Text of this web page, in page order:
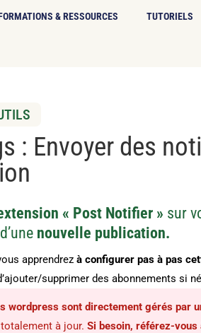
& RESSOURCES TUTORIELS
: Envoyer des
« Post Notifier » sur
nouvelle publication.
apprendrezà configurer pas à pas
supprimer des abonnements si
wordpress sont directement gérés par
à jour.Si besoin, référez-vous